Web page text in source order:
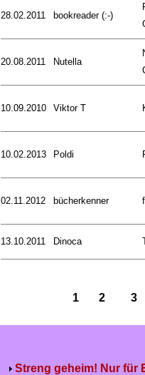
28.02.2011 bookreader (:-)
20.08.2011 Nutella
10.09.2010 Viktor T
10.02.2013 Poldi
02.11.2012 bücherkenner
13.10.2011 Dinoca
1 2 3
Streng geheim! Nur für